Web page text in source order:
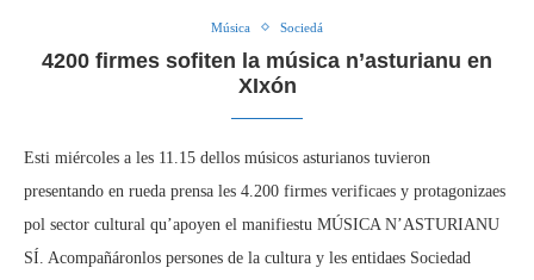
Música Sociedá
4200 firmes sofiten la música n’asturianu en
XIxón
Esti miércoles a les 11.15 dellos músicos asturianos tuvieron
presentando en rueda prensa les 4.200 firmes verificaes y protagonizaes
pol sector cultural qu’apoyen el manifiestu MÚSICA N’ASTURIANU
SÍ. Acompañáronlos persones de la cultura y les entidaes Sociedad